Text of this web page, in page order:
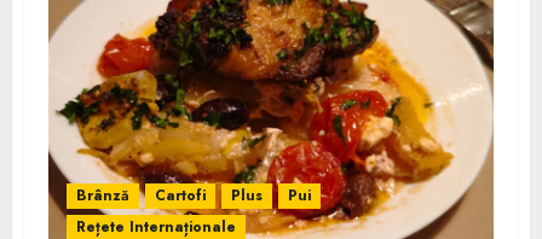
Brânză Cartofi Plus
Pui
Rețete Internaționale